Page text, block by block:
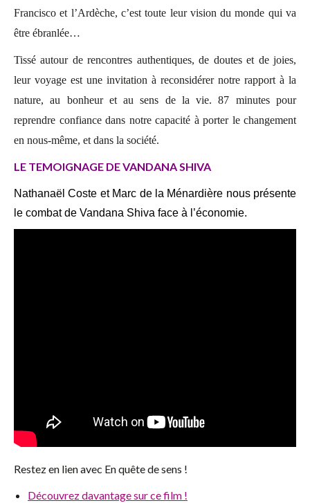
Francisco et l’Ardèche, c’est toute leur vision du monde qui va
être ébranlée…
Tissé autour de rencontres authentiques, de doutes et de joies,
leur voyage est une invitation à reconsidérer notre rapport à la
nature, au bonheur et au sens de la vie. 87 minutes pour
reprendre confiance dans notre capacité à porter le changement
en nous-même, et dans la société.
LE TEMOIGNAGE DE VANDANA SHIVA
Nathanaël Coste et Marc de la Ménardière nous présente
le combat de Vandana Shiva face à l’économie.
Restez en lien avec En quête de sens !
Découvrez davantage sur ce film !